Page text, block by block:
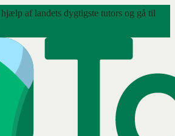
af landets dygtigste tutors og gå til